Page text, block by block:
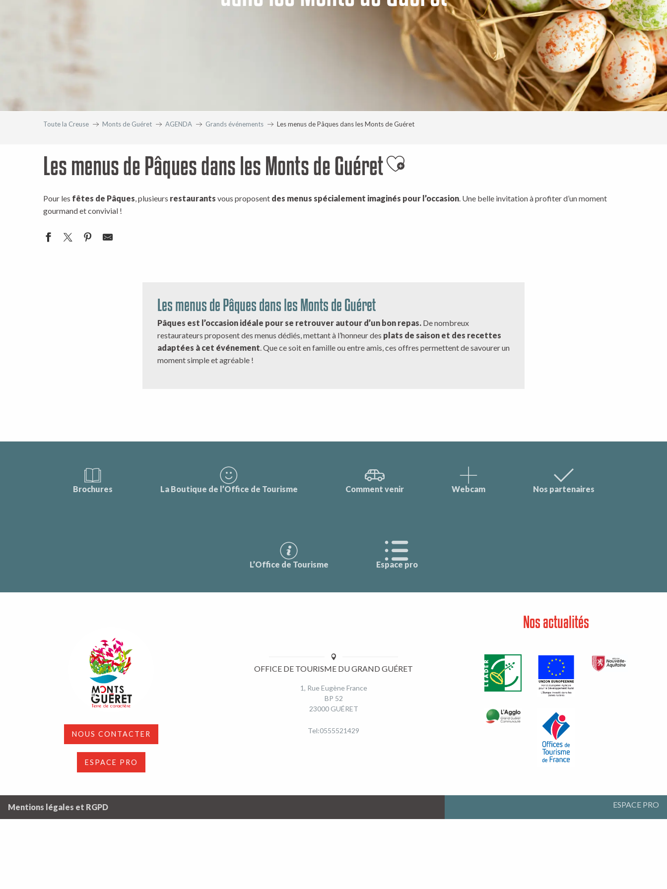
Toute la Creuse Monts de Guéret AGENDA Grands événements Les menus de Pâques dans les Monts de Guéret
Les menus de Pâques dans les Monts de GuéretAjouter aux favoris
Pour les fêtes de Pâques, plusieurs restaurants vous proposent des menus spécialement imaginés pour l’occasion. Une belle invitation à profiter d’un moment
gourmand et convivial !
Les menus de Pâques dans les Monts de Guéret
Pâques est l’occasion idéale pour se retrouver autour d’un bon repas. De nombreux
restaurateurs proposent des menus dédiés, mettant à l’honneur des plats de saison et des recettes
adaptées à cet événement. Que ce soit en famille ou entre amis, ces offres permettent de savourer un
moment simple et agréable !
Brochures La Boutique de l’Office de Tourisme Comment venir Webcam Nos partenaires
L’Office de Tourisme Espace pro
NOUS CONTACTER
ESPACE PRO
OFFICE DE TOURISME DU GRAND GUÉRET
1, Rue Eugène France
BP 52
23000 GUÉRET
Tel:0555521429
Nos actualités
Mentions légales et RGPD ESPACE PRO